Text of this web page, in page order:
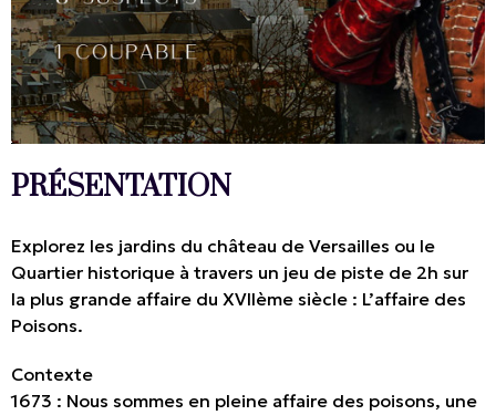
PRÉSENTATION
Explorez les jardins du château de Versailles ou le
Quartier historique à travers un jeu de piste de 2h sur
la plus grande affaire du XVIIème siècle : L’affaire des
Poisons.
Contexte
1673 : Nous sommes en pleine affaire des poisons, une